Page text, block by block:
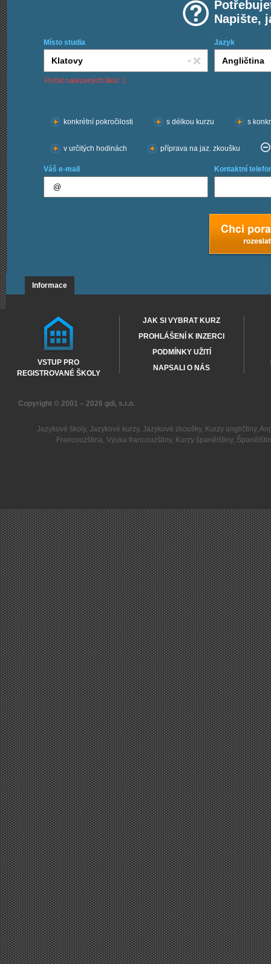
Napište,
Místo studia Jazyk
Počet nalezených škol: 1
konkrétní pokročilosti
s délkou kurzu s
v určitých hodinách příprava na jaz. zkoušku
Váš e-mail Kontaktní
Informace
VSTUP PRO
REGISTROVANÉ ŠKOLY
JAK SI VYBRAT KURZ
PROHLÁŠENÍ K INZERCI
PODMÍNKY UŽITÍ
NAPSALI O NÁS
Copyright © 2001 – 2026 gdi, s.r.o.
Jazykové školy, Jazykové kurzy, Jazykové zkoušky, Kurzy angličtiny,
Francouzština,Výuka francouzštiny, Kurzy španělštiny,